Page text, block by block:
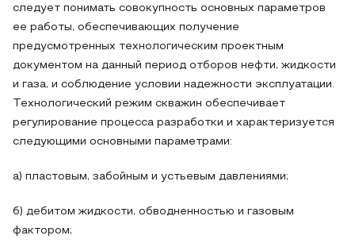
следует понимать совокупность основных параметров
ее работы, обеспечивающих получение
предусмотренных технологическим проектным
документом на данный период отборов нефти, жидкости
и газа, и соблюдение условии надежности эксплуатации.
Технологический режим скважин обеспечивает
регулирование процесса разработки и характеризуется
следующими основными параметрами:
а) пластовым, забойным и устьевым давлениями;
б) дебитом жидкости, обводненностью и газовым
фактором;